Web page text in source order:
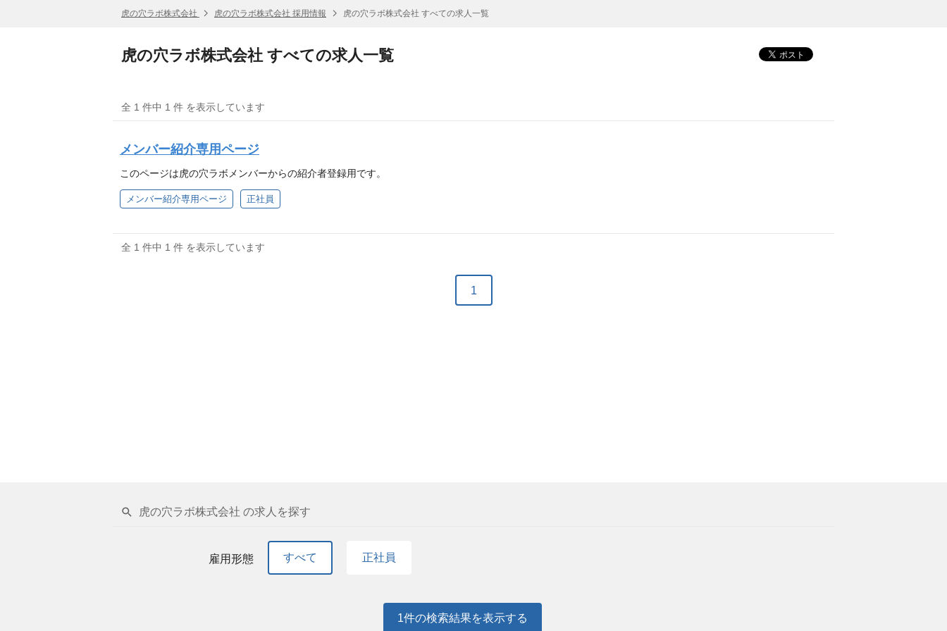
虎の穴ラボ株式会社 虎の穴ラボ株式会社 採用情報 虎の穴ラボ株式会社 すべての求人一覧
虎の穴ラボ株式会社 すべての求人一覧
全 1 件中 1 件 を表示しています
メンバー紹介専用ページ
このページは虎の穴ラボメンバーからの紹介者登録用です。
メンバー紹介専用ページ 正社員
全 1 件中 1 件 を表示しています
1
虎の穴ラボ株式会社 の求人を探す
雇用形態 すべて 正社員
1件の検索結果を表示する